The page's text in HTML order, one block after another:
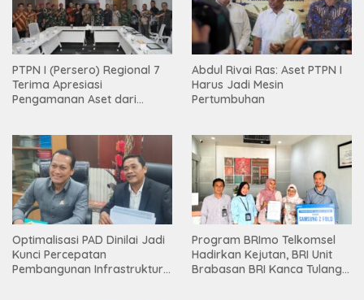
PTPN I (Persero) Regional 7
Terima Apresiasi
Pengamanan Aset dari
Abdul Rivai Ras: Aset PTPN I
Harus Jadi Mesin
Pertumbuhan
Optimalisasi PAD Dinilai Jadi
Kunci Percepatan
Pembangunan Infrastruktur
Program BRImo Telkomsel
Hadirkan Kejutan, BRI Unit
Brabasan BRI Kanca Tulang